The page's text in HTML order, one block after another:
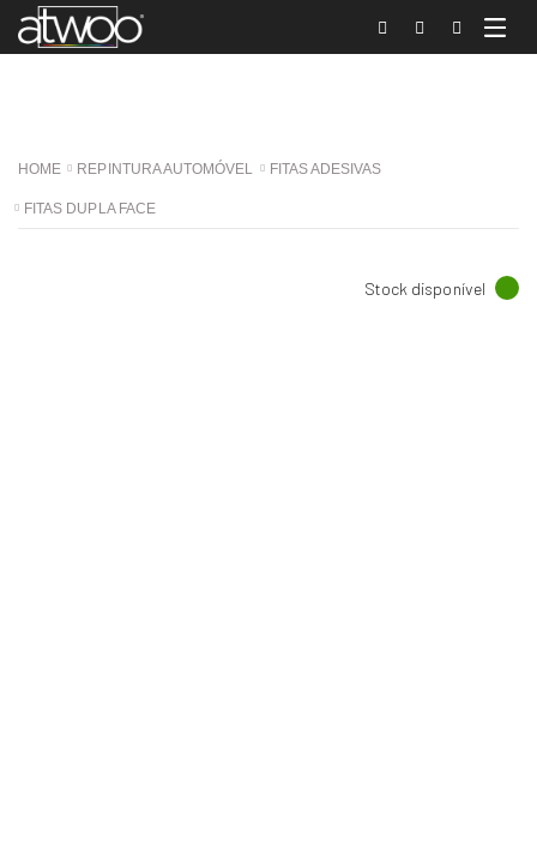
HOME REPINTURA AUTOMÓVEL FITAS ADESIVAS
FITAS DUPLA FACE
Stock disponível